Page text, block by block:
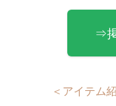
⇒
＜アイテム